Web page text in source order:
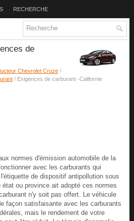
RECHERCHE
de
Chevrolet Cruze/
/ Exigences de carburant -Californie
normes d'émission automobile de la
avec les carburants qui
de dispositif antipollution sous
ou province ait adopté ces normes
n'y soit pas offert. Le véhicule
façon satisfaisante avec les carburants
mais le rendement de votre